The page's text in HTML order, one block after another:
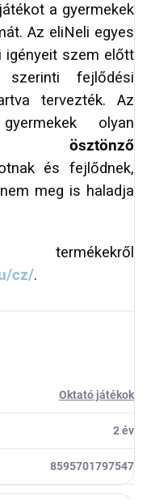
a gyermekek
Az eliNeli egyes
igényeit szem előtt
fejlődési
tervezték. Az
olyan
és ösztönző
és fejlődnek,
meg is haladja
cz/.
Oktató játékok
2 év
8595701797547